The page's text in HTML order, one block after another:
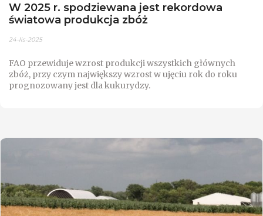
W 2025 r. spodziewana jest rekordowa
światowa produkcja zbóż
24-lis-2025
FAO przewiduje wzrost produkcji wszystkich głównych
zbóż, przy czym największy wzrost w ujęciu rok do roku
prognozowany jest dla kukurydzy.